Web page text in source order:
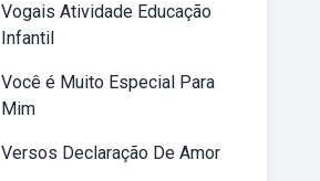
Vogais Atividade Educação
Infantil
Você é Muito Especial Para
Mim
Versos Declaração De Amor